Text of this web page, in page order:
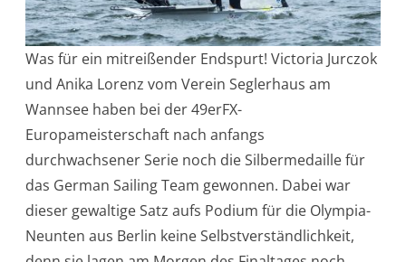
Was für ein mitreißender Endspurt! Victoria Jurczok
und Anika Lorenz vom Verein Seglerhaus am
Wannsee haben bei der 49erFX-
Europameisterschaft nach anfangs
durchwachsener Serie noch die Silbermedaille für
das German Sailing Team gewonnen. Dabei war
dieser gewaltige Satz aufs Podium für die Olympia-
Neunten aus Berlin keine Selbstverständlichkeit,